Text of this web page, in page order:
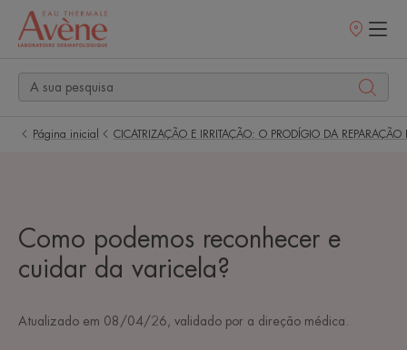
Pontos
Página inicial CICATRIZAÇÃO E IRRITAÇÃO: O PRODÍGIO DA REPARAÇÃO
Como podemos reconhecer e
cuidar da varicela?
Atualizado em 08/04/26 , validado por a direção médica